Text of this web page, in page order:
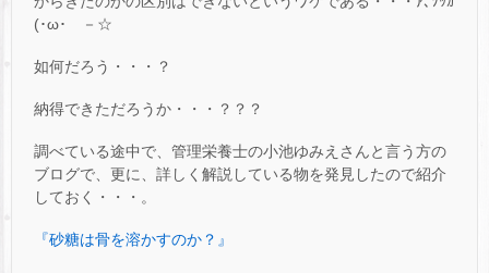
(･ω･ゞ－☆
如何だろう・・・？
納得できただろうか・・・？？？
調べている途中で、管理栄養士の小池ゆみえさんと言う方の
ブログで、更に、詳しく解説している物を発見したので紹介
しておく・・・。
『砂糖は骨を溶かすのか？』